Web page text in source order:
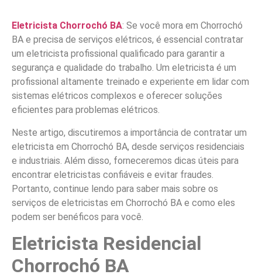
Eletricista Chorrochó BA: Se você mora em Chorrochó
BA e precisa de serviços elétricos, é essencial contratar
um eletricista profissional qualificado para garantir a
segurança e qualidade do trabalho. Um eletricista é um
profissional altamente treinado e experiente em lidar com
sistemas elétricos complexos e oferecer soluções
eficientes para problemas elétricos.
Neste artigo, discutiremos a importância de contratar um
eletricista em Chorrochó BA, desde serviços residenciais
e industriais. Além disso, forneceremos dicas úteis para
encontrar eletricistas confiáveis e evitar fraudes.
Portanto, continue lendo para saber mais sobre os
serviços de eletricistas em Chorrochó BA e como eles
podem ser benéficos para você.
Eletricista Residencial
Chorrochó BA